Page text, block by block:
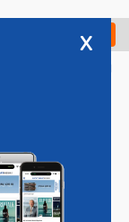
Check in
Vacatures
x